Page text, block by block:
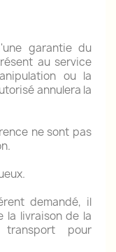
garantie du
au service
ou la
annulera la
ne sont pas
demandé, il
la livraison de la
pour